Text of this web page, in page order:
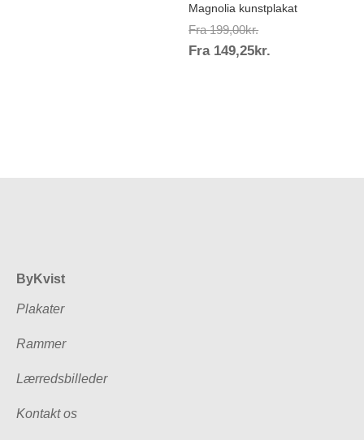
Magnolia kunstplakat
Fra 199,00kr.Prisinterval:
199,00kr.
Fra 149,25kr.
ByKvist
Plakater
Rammer
Lærredsbilleder
Kontakt os